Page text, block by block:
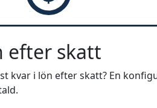
efter skatt
kvar i lön efter skatt? En